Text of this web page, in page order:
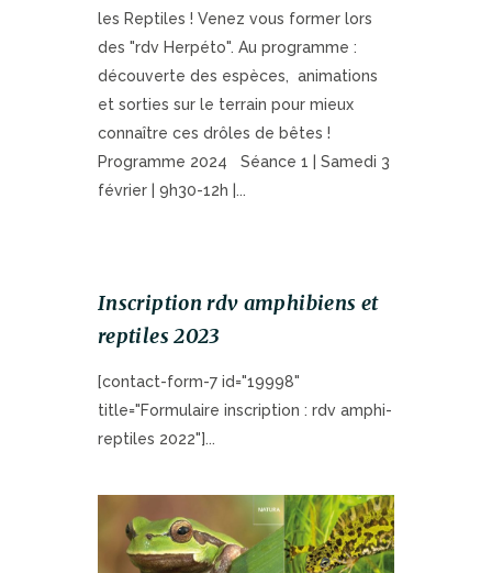
les Reptiles ! Venez vous former lors
des "rdv Herpéto". Au programme :
découverte des espèces, animations
et sorties sur le terrain pour mieux
connaître ces drôles de bêtes !
Programme 2024 Séance 1 | Samedi 3
février | 9h30-12h |...
Inscription rdv amphibiens et
reptiles 2023
[contact-form-7 id="19998"
title="Formulaire inscription : rdv amphi-
reptiles 2022"]...